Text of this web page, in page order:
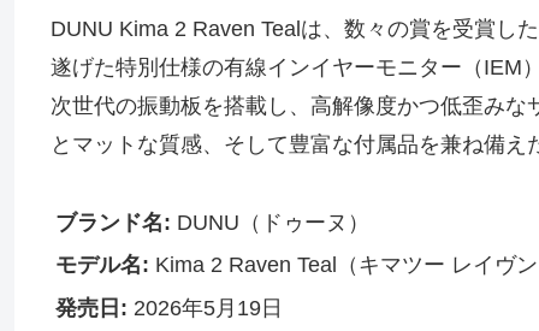
DUNU Kima 2 Raven Tealは、数々の賞を受賞し
遂げた特別仕様の有線インイヤーモニター（IEM
次世代の振動板を搭載し、高解像度かつ低歪み
とマットな質感、そして豊富な付属品を兼ね備
ブランド名: DUNU（ドゥーヌ）
モデル名: Kima 2 Raven Teal（キマツー レイヴ
発売日: 2026年5月19日